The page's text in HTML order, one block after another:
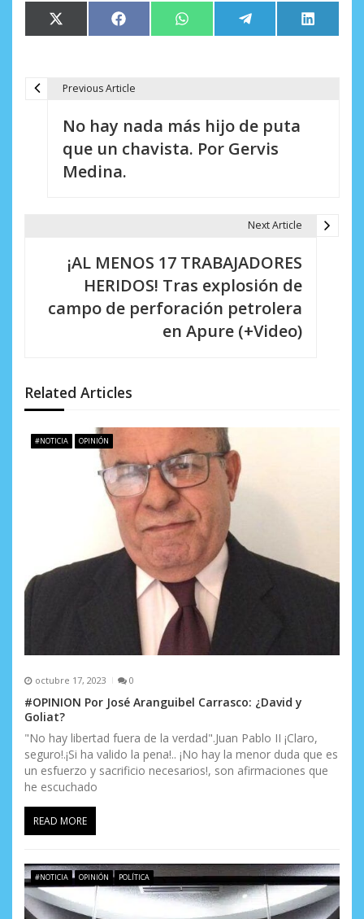
Compartir
en
X
(Twitter)
Compartir
en
Facebook Compartir
en
WhatsApp Compartir
en
Telegram
en
LinkedIn
d
e
a
d
s
Previous Article
No hay nada más hijo de puta
que un chavista. Por Gervis
Medina.
Next Article
¡AL MENOS 17 TRABAJADORES
HERIDOS! Tras explosión de
campo de perforación petrolera
en Apure (+Video)
Related Articles
#NOTICIA OPINIÓN
octubre 17, 2023 0
#OPINION Por José Aranguibel Carrasco: ¿David y
Goliat?
"No hay libertad fuera de la verdad".Juan Pablo II ¡Claro,
seguro!.¡Si ha valido la pena!.. ¡No hay la menor duda que es
un esfuerzo y sacrificio necesarios!, son afirmaciones que
he escuchado
READ MORE
#NOTICIA OPINIÓN POLÍTICA